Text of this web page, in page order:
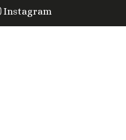
Instagram